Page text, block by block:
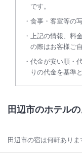
です。
食事・客室等の
上記の情報、料
の際はお客様ご
代金が安い順・
りの代金を基準
田辺市のホテル
田辺市の宿は何軒ありま